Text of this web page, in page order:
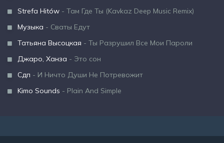
Strefa Hitów - Там Где Ты (Kavkaz Deep Music Remix)
Музыка - Сваты Едут
Татьяна Высоцкая - Ты Разрушил Все Мои Пароли
Джаро, Ханза - Это сон
Сдп - И Ничто Души Не Потревожит
Kimo Sounds - Plain And Simple